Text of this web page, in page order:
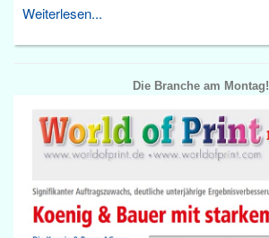
Weiterlesen...
Die Branche am Montag!